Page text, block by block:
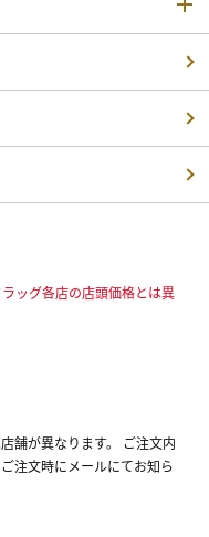
ッグ各店の店頭価格とは異
舗が異なります。 ご注文内
注文時にメールにてお知ら